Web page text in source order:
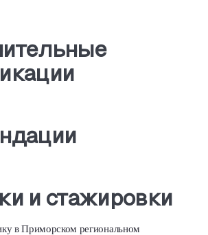
и стажировки
в Приморском региональном